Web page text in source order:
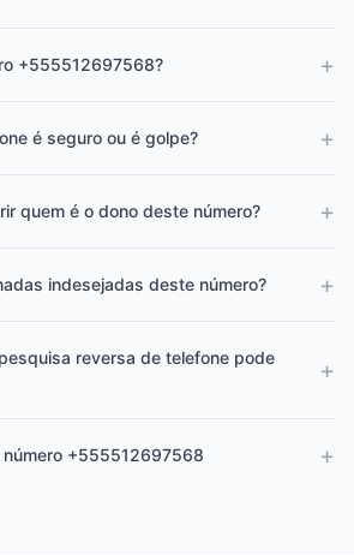
+555512697568? +
é seguro ou é golpe? +
quem é o dono deste número? +
indesejadas deste número? +
reversa de telefone pode
+
+555512697568 +